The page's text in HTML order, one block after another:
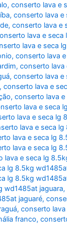
,conserto lava e
,conserto lava e
,conserto lava e
lava e
lava e seca
,conserto lava
,conserto lava
,conserto lava e
,conserto lava e
,conserto lava
lava e seca
lava e seca lg
lava e seca
lava e seca lg
lava e seca lg
lava e seca lg
lg 8.5kg
lg 8.5kg
wd1485at jaguara,
jaguaré,
,conserto
franco,